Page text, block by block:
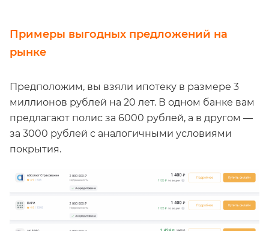
Примеры выгодных предложений на
рынке
Предположим, вы взяли ипотеку в размере 3
миллионов рублей на 20 лет. В одном банке вам
предлагают полис за 6000 рублей, а в другом —
за 3000 рублей с аналогичными условиями
покрытия.